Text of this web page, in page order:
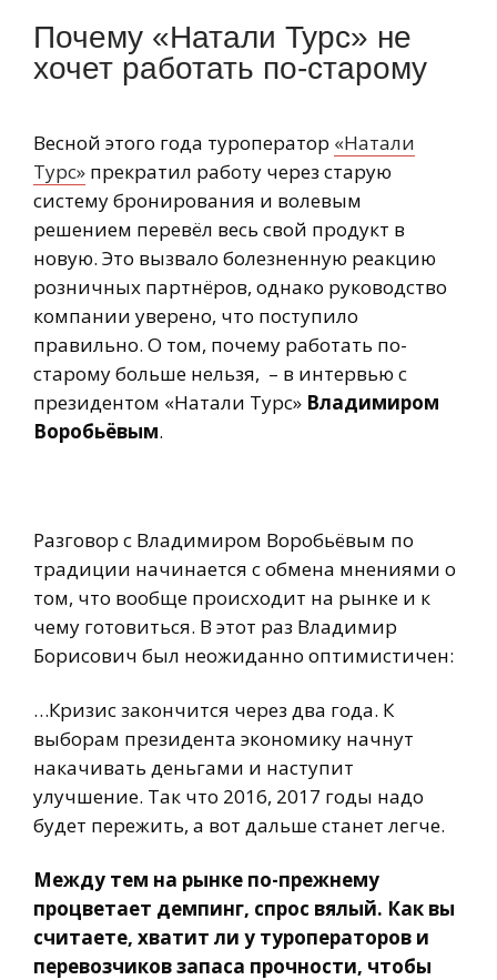
Почему «Натали Турс» не
хочет работать по-старому
Весной этого года туроператор «Натали
Турс» прекратил работу через старую
систему бронирования и волевым
решением перевёл весь свой продукт в
новую. Это вызвало болезненную реакцию
розничных партнёров, однако руководство
компании уверено, что поступило
правильно. О том, почему работать по-
старому больше нельзя, – в интервью с
президентом «Натали Турс» Владимиром
Воробьёвым.
Разговор с Владимиром Воробьёвым по
традиции начинается с обмена мнениями о
том, что вообще происходит на рынке и к
чему готовиться. В этот раз Владимир
Борисович был неожиданно оптимистичен:
…Кризис закончится через два года. К
выборам президента экономику начнут
накачивать деньгами и наступит
улучшение. Так что 2016, 2017 годы надо
будет пережить, а вот дальше станет легче.
Между тем на рынке по-прежнему
процветает демпинг, спрос вялый. Как вы
считаете, хватит ли у туроператоров и
перевозчиков запаса прочности, чтобы